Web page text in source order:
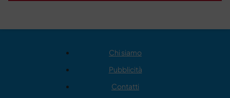
Chi siamo
Pubblicità
Contatti